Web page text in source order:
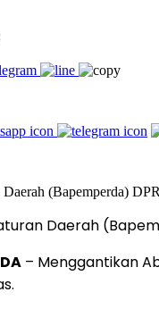
Daerah
– Menggantikan